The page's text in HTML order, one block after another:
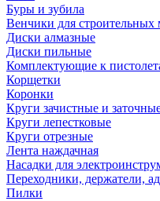
Буры и зубила
Венчики для строительных
Диски алмазные
Диски пильные
Комплектующие к
Корщетки
Коронки
Круги зачистные и
Круги лепестковые
Круги отрезные
Лента наждачная
Насадки для
Переходники, держатели,
Пилки